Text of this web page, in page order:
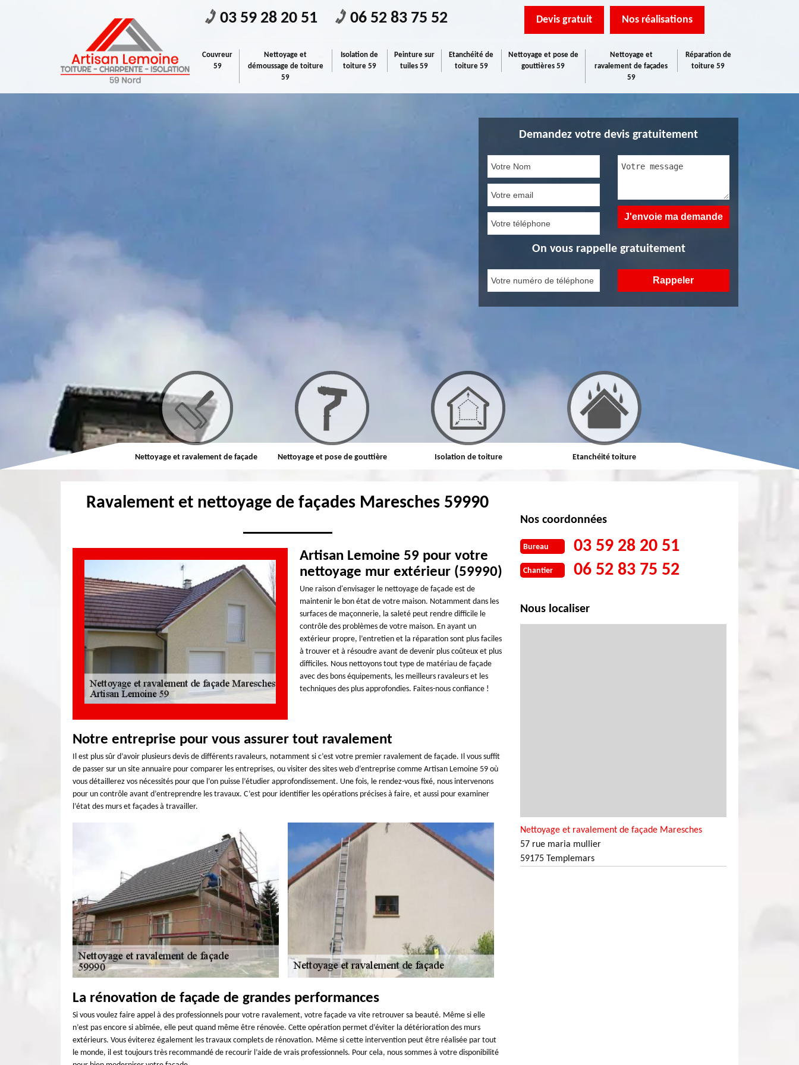
03 59 28 20 51 06 52 83 75 52 Devis gratuit Nos réalisations
Couvreur
59
Nettoyage et
démoussage de toiture
59
Isolation de
toiture 59
Peinture sur
tuiles 59
Etanchéité de
toiture 59
Nettoyage et pose de
gouttières 59
Nettoyage et
ravalement de façades
59
Réparation de
toiture 59
Demandez votre devis gratuitement
On vous rappelle gratuitement
Couvreur Nettoyage et ravalement de façade Nettoyage et pose de gouttière Isolation de toiture Etanchéité toiture Réparation de toiture
Ravalement et nettoyage de façades Maresches 59990
Artisan Lemoine 59 pour votre
nettoyage mur extérieur (59990)
Une raison d'envisager le nettoyage de façade est de
maintenir le bon état de votre maison. Notamment dans les
surfaces de maçonnerie, la saleté peut rendre difficile le
contrôle des problèmes de votre maison. En ayant un
extérieur propre, l’entretien et la réparation sont plus faciles
à trouver et à résoudre avant de devenir plus coûteux et plus
difficiles. Nous nettoyons tout type de matériau de façade
avec des bons équipements, les meilleurs ravaleurs et les
techniques des plus approfondies. Faites-nous confiance !
Notre entreprise pour vous assurer tout ravalement
Il est plus sûr d’avoir plusieurs devis de différents ravaleurs, notamment si c’est votre premier ravalement de façade. Il vous suffit
de passer sur un site annuaire pour comparer les entreprises, ou visiter des sites web d’entreprise comme Artisan Lemoine 59 où
vous détaillerez vos nécessités pour que l’on puisse l’étudier approfondissement. Une fois, le rendez-vous fixé, nous intervenons
pour un contrôle avant d’entreprendre les travaux. C’est pour identifier les opérations précises à faire, et aussi pour examiner
l’état des murs et façades à travailler.
La rénovation de façade de grandes performances
Si vous voulez faire appel à des professionnels pour votre ravalement, votre façade va vite retrouver sa beauté. Même si elle
n’est pas encore si abîmée, elle peut quand même être rénovée. Cette opération permet d’éviter la détérioration des murs
extérieurs. Vous éviterez également les travaux complets de rénovation. Même si cette intervention peut être réalisée par tout
le monde, il est toujours très recommandé de recourir l’aide de vrais professionnels. Pour cela, nous sommes à votre disponibilité
Nos coordonnées
Bureau 03 59 28 20 51
Chantier 06 52 83 75 52
Nous localiser
Nettoyage et ravalement de façade Maresches
57 rue maria mullier
59175 Templemars